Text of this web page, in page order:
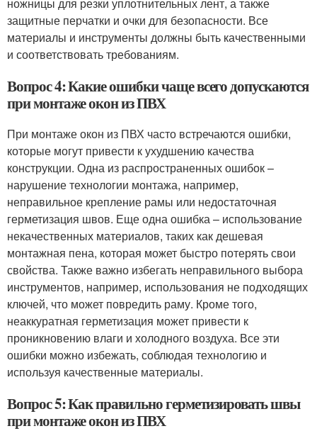
защитные перчатки и очки для безопасности. Все
материалы и инструменты должны быть качественными
и соответствовать требованиям.
Вопрос 4: Какие ошибки чаще всего допускаются
при монтаже окон из ПВХ
При монтаже окон из ПВХ часто встречаются ошибки,
которые могут привести к ухудшению качества
конструкции. Одна из распространенных ошибок –
нарушение технологии монтажа, например,
неправильное крепление рамы или недостаточная
герметизация швов. Еще одна ошибка – использование
некачественных материалов, таких как дешевая
монтажная пена, которая может быстро потерять свои
свойства. Также важно избегать неправильного выбора
инструментов, например, использования не подходящих
ключей, что может повредить раму. Кроме того,
неаккуратная герметизация может привести к
проникновению влаги и холодного воздуха. Все эти
ошибки можно избежать, соблюдая технологию и
используя качественные материалы.
Вопрос 5: Как правильно герметизировать швы
при монтаже окон из ПВХ